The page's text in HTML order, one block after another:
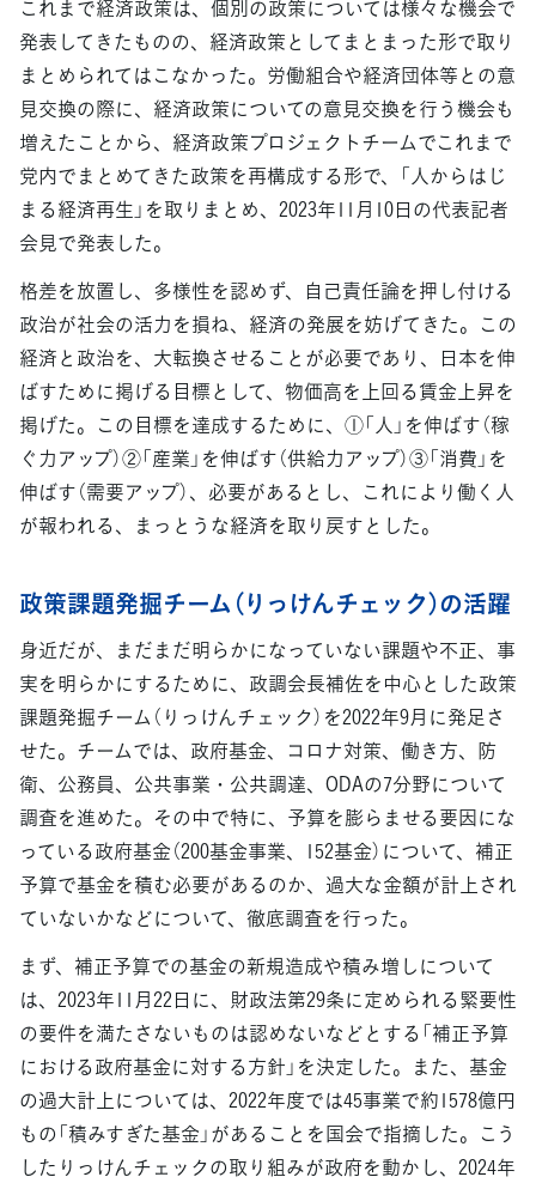
これまで経済政策は、個別の政策については様々な機会で
発表してきたものの、経済政策としてまとまった形で取り
まとめられてはこなかった。労働組合や経済団体等との意
見交換の際に、経済政策についての意見交換を行う機会も
増えたことから、経済政策プロジェクトチームでこれまで
党内でまとめてきた政策を再構成する形で、「人からはじ
まる経済再生」を取りまとめ、2023年11月10日の代表記者
会見で発表した。
格差を放置し、多様性を認めず、自己責任論を押し付ける
政治が社会の活力を損ね、経済の発展を妨げてきた。この
経済と政治を、大転換させることが必要であり、日本を伸
ばすために掲げる目標として、物価高を上回る賃金上昇を
掲げた。この目標を達成するために、①「人」を伸ばす（稼
ぐ力アップ）②「産業」を伸ばす（供給力アップ）③「消費」を
伸ばす（需要アップ）、必要があるとし、これにより働く人
が報われる、まっとうな経済を取り戻すとした。
政策課題発掘チーム（りっけんチェック）の活躍
身近だが、まだまだ明らかになっていない課題や不正、事
実を明らかにするために、政調会長補佐を中心とした政策
課題発掘チーム（りっけんチェック）を2022年9月に発足さ
せた。チームでは、政府基金、コロナ対策、働き方、防
衛、公務員、公共事業・公共調達、ODAの7分野について
調査を進めた。その中で特に、予算を膨らませる要因にな
っている政府基金（200基金事業、152基金）について、補正
予算で基金を積む必要があるのか、過大な金額が計上され
ていないかなどについて、徹底調査を行った。
まず、補正予算での基金の新規造成や積み増しについて
は、2023年11月22日に、財政法第29条に定められる緊要性
の要件を満たさないものは認めないなどとする「補正予算
における政府基金に対する方針」を決定した。また、基金
の過大計上については、2022年度では45事業で約1578億円
もの「積みすぎた基金」があることを国会で指摘した。こう
したりっけんチェックの取り組みが政府を動かし、2024年